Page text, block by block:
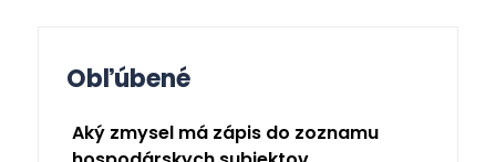
Obľúbené
Aký zmysel má zápis do zoznamu